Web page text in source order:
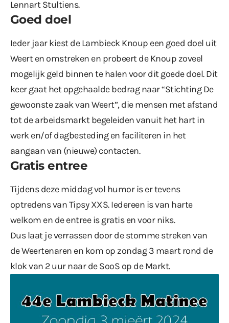
Lennart Stultiens.
Goed doel
Ieder jaar kiest de Lambieck Knoup een goed doel uit
Weert en omstreken en probeert de Knoup zoveel
mogelijk geld binnen te halen voor dit goede doel. Dit
keer gaat het opgehaalde bedrag naar “Stichting De
gewoonste zaak van Weert”, die mensen met afstand
tot de arbeidsmarkt begeleiden vanuit het hart in
werk en/of dagbesteding en faciliteren in het
aangaan van (nieuwe) contacten.
Gratis entree
Tijdens deze middag vol humor is er tevens
optredens van Tipsy XXS. Iedereen is van harte
welkom en de entree is gratis en voor niks.
Dus laat je verrassen door de stomme streken van
de Weertenaren en kom op zondag 3 maart rond de
klok van 2 uur naar de SooS op de Markt.